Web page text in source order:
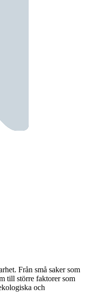
Från små saker som
till större faktorer som
och